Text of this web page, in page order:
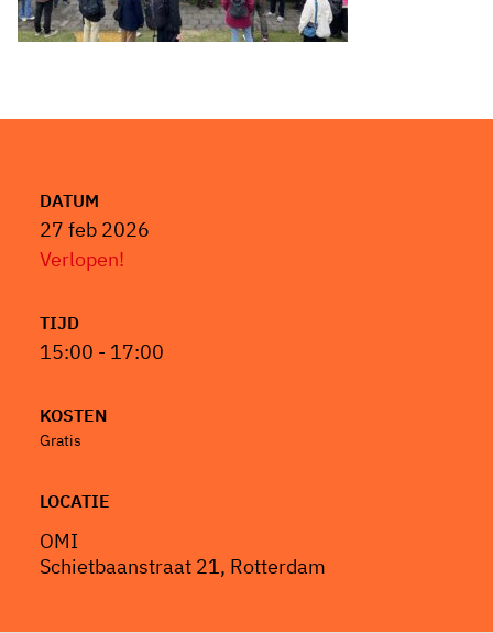
DATUM
27 feb 2026
Verlopen!
TIJD
15:00 - 17:00
KOSTEN
Gratis
LOCATIE
OMI
Schietbaanstraat 21, Rotterdam